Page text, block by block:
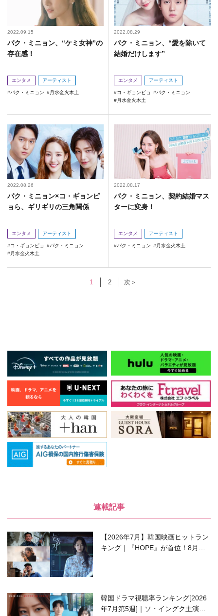
2022.09.15
パク・ミニョン、“ケミ女神”の
存在感！
エンタメ アーティスト
パク・ミニョン 月水金火木土
2022.08.29
パク・ミニョン、“愛を除いて
結婚だけします”
エンタメ アーティスト
コ・ギョンピョ
パク・ミニョン
月水金火木土
2022.08.26
パク・ミニョン×コ・ギョンピ
ョら、ギリギリの三角関係
エンタメ アーティスト
コ・ギョンピョ
パク・ミニョン
月水金火木土
2022.08.17
パク・ミニョン、契約結婚マス
ターに変身！
エンタメ アーティスト
パク・ミニョン 月水金火木土
1 2 次＞
連載記事
【2026年7月】韓国映画ヒットラン
キング｜『HOPE』が首位！8月公
韓国ドラマ視聴率ランキング[2026
年7月第5週]｜ソ・イングク主演の